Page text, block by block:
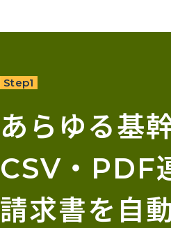
Step1
あらゆる基
CSV・PDF
請求書を自